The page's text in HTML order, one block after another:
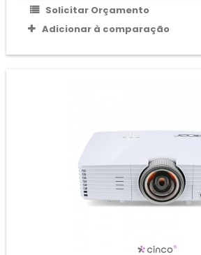
Solicitar Orçamento
Adicionar à comparação